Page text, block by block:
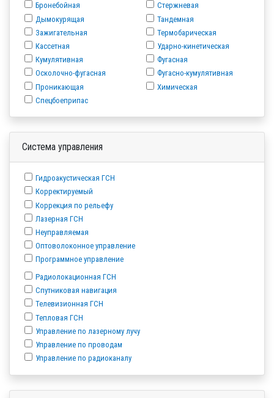
Бронебойная
Дымокурящая
Зажигательная
Кассетная
Кумулятивная
Осколочно-фугасная
Проникающая
Спецбоеприпас
Стержневая
Тандемная
Термобарическая
Ударно-кинетическая
Фугасная
Фугасно-кумулятивная
Химическая
Система управления
Гидроакустическая ГСН
Корректируемый
Коррекция по рельефу
Лазерная ГСН
Неуправляемая
Оптоволоконное управление
Программное управление
Радиолокационная ГСН
Спутниковая навигация
Телевизионная ГСН
Тепловая ГСН
Управление по лазерному лучу
Управление по проводам
Управление по радиоканалу